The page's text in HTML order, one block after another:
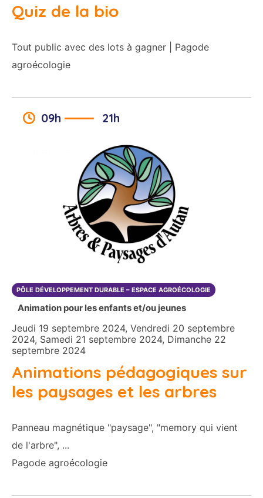
Quiz de la bio
Tout public avec des lots à gagner | Pagode
agroécologie
09h 21h
PÔLE DÉVELOPPEMENT DURABLE – ESPACE AGROÉCOLOGIE
Animation pour les enfants et/ou jeunes
Jeudi 19 septembre 2024, Vendredi 20 septembre
2024, Samedi 21 septembre 2024, Dimanche 22
septembre 2024
Animations pédagogiques sur
les paysages et les arbres
Panneau magnétique "paysage", "memory qui vient
de l'arbre", ...
Pagode agroécologie